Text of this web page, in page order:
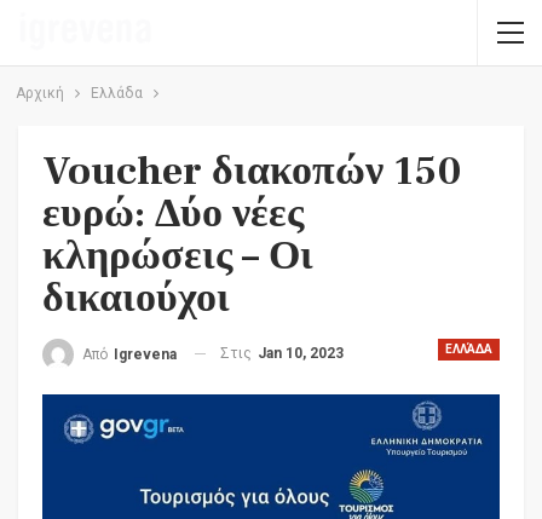
Αρχική Ελλάδα
Voucher διακοπών 150
ευρώ: Δύο νέες
κληρώσεις – Οι
δικαιούχοι
ΕΛΛΆΔΑ
Από Igrevena Στις Jan 10, 2023